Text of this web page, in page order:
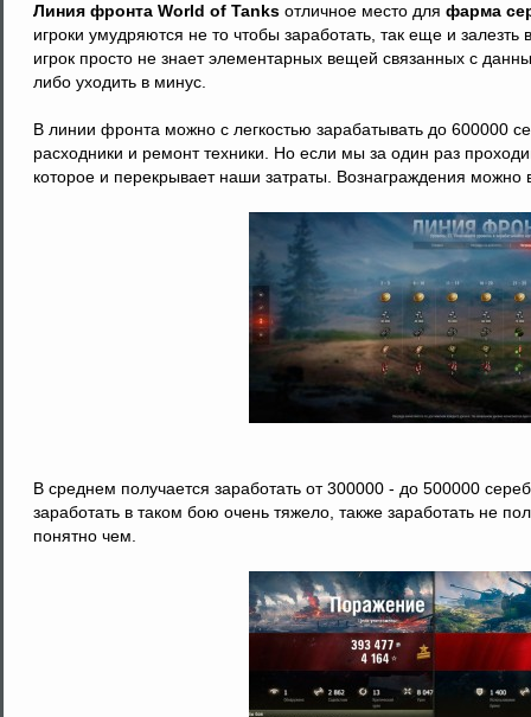
Линия фронта World of Tanks отличное место для фарма
игроки умудряются не то чтобы заработать, так еще и
игрок просто не знает элементарных вещей связанных с
либо уходить в минус.
В линии фронта можно с легкостью зарабатывать до 600000
расходники и ремонт техники. Но если мы за один раз
которое и перекрывает наши затраты. Вознаграждения можно
В среднем получается заработать от 300000 - до 500000
заработать в таком бою очень тяжело, также заработать не
понятно чем.